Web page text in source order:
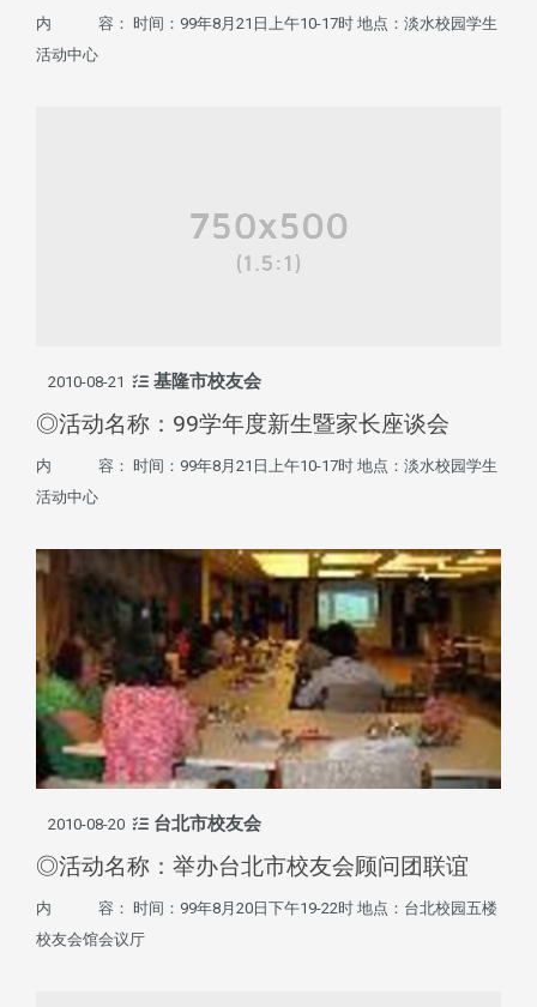
内 容： 时间：99年8月21日上午10-17时 地点：淡水校园学生
活动中心
2010-08-21 基隆市校友会
◎活动名称：99学年度新生暨家长座谈会
内 容： 时间：99年8月21日上午10-17时 地点：淡水校园学生
活动中心
2010-08-20 台北市校友会
◎活动名称：举办台北市校友会顾问团联谊
内 容： 时间：99年8月20日下午19-22时 地点：台北校园五楼
校友会馆会议厅